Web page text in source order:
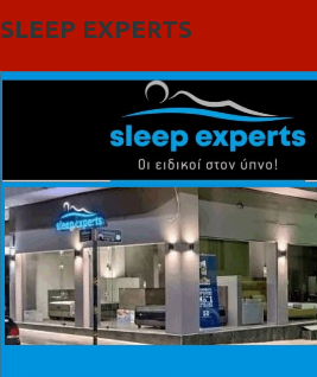
SLEEP EXPERTS